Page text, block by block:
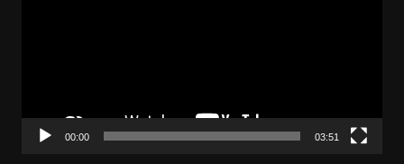
00:00 03:51